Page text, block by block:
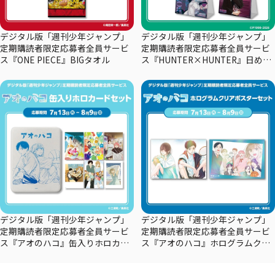
デジタル版「週刊少年ジャンプ」
定期購読者限定応募者全員サービ
ス『ONE PIECE』BIGタオル
デジタル版「週刊少年ジャンプ」
定期購読者限定応募者全員サービ
ス『HUNTER×HUNTER』日めく
デジタル版「週刊少年ジャンプ」
定期購読者限定応募者全員サービ
ス『アオのハコ』缶入りホロカー
デジタル版「週刊少年ジャンプ」
定期購読者限定応募者全員サービ
ス『アオのハコ』ホログラムクリ